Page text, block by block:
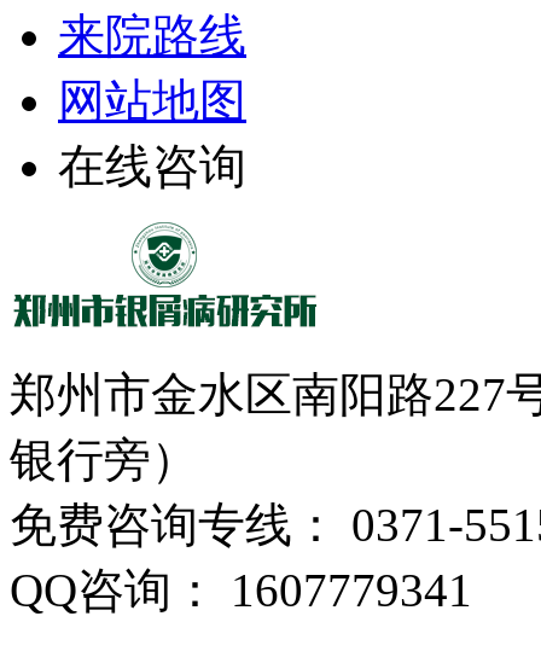
来院路线
网站地图
在线咨询
郑州市金水区南阳路227
银行旁）
免费咨询专线： 0371-
QQ咨询： 1607779341